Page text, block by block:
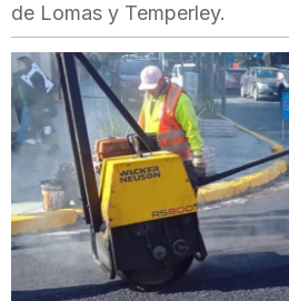
de Lomas y Temperley.